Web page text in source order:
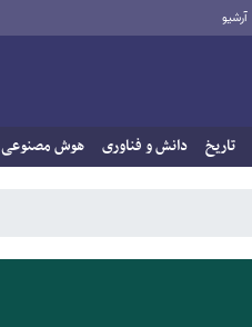
آرشیو
تاریخ دانش و فناوری هوش مصنوعی